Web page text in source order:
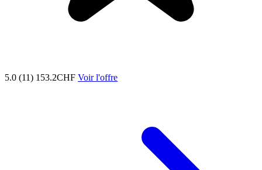
5.0 (11) 153.2CHF Voir l'offre